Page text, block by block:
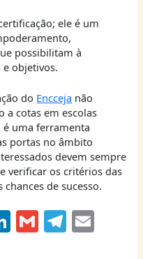
ele é um
possibilitam à
e objetivos.
do Encceja não
a cotas em escolas
é uma ferramenta
portas no âmbito
devem sempre
verificar os critérios das
de sucesso.
Li
n
G
m
T
el